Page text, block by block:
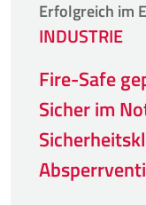
Erfolgreich im
INDUSTRIE
Fire-Safe
Sicher im